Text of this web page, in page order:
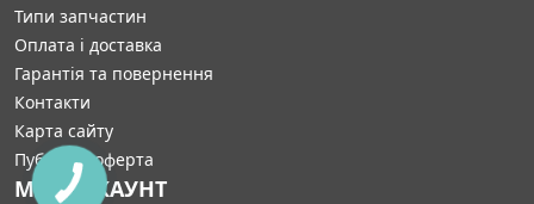
Типи запчастин
Оплата і доставка
Гарантія та повернення
Контакти
Карта сайту
Публічна оферта
МІЙ АККАУНТ